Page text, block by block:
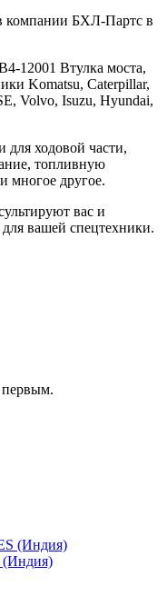
компании БХЛ-Партс в
12001 Втулка моста,
Komatsu, Caterpillar,
Volvo, Isuzu, Hyundai,
для ходовой части,
топливную
многое другое.
вас и
вашей спецтехники.
(Индия)